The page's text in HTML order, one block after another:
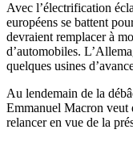
Avec l’électrification
européens se battent
devraient remplacer à
d’automobiles.
quelques usines
Au lendemain de la
Emmanuel Macron veut
relancer en vue de la